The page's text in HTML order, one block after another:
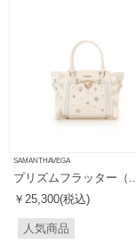
SAMANTHAVEGA
プリズムフラッター（...
￥25,300(税込)
人気商品